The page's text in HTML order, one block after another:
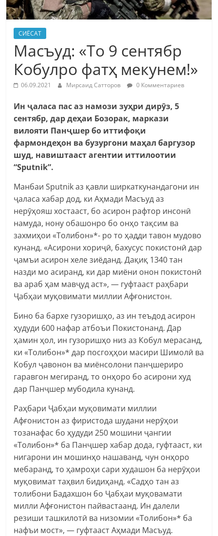
СИЁСАТ
Масъуд: «То 9 сентябр
Кобулро фатҳ мекунем!»
06.09.2021 Мирсаид Сатторов 0 Комментариев
Ин ҷаласа пас аз намози зуҳри дирӯз, 5
сентябр, дар деҳаи Бозорак, маркази
вилояти Панҷшер бо иттифоқи
фармондеҳон ва бузургони маҳал баргузор
шуд, навиштааст агентии иттилоотии
“Sputnik”.
Манбаи Sputnik аз қавли ширкаткунандагони ин
ҷаласа хабар дод, ки Аҳмади Масъуд аз
нерӯҳояш хостааст, бо асирон рафтор инсонӣ
намуда, нону обашонро бо онҳо тақсим ва
захмиҳои «Толибон»*- ро то ҳадди тавон мудово
кунанд. «Асирони хориҷӣ, бахусус покистонӣ дар
ҷамъи асирон хеле зиёданд. Дақиқ 1340 тан
назди мо асиранд, ки дар миёни онон покистонӣ
ва араб ҳам мавҷуд аст», — гуфтааст раҳбари
Ҷабҳаи муқовимати миллии Афғонистон.
Бино ба бархе гузоришҳо, аз ин теъдод асирон
ҳудуди 600 нафар атбоъи Покистонанд. Дар
ҳамин ҳол, ин гузоришҳо низ аз Кобул мерасанд,
ки «Толибон»* дар посгоҳҳои масири Шимолӣ ва
Кобул ҷавонон ва миёнсолони панҷшериро
гаравгон мегиранд, то онҳоро бо асирони худ
дар Панҷшер мубодила кунанд.
Раҳбари Ҷабҳаи муқовимати миллии
Афғонистон аз фиристода шудани нерӯҳои
тозанафас бо ҳудуди 250 мошини ҷангии
«Толибон»* ба Панҷшер хабар дода, гуфтааст, ки
нигарони ин мошинҳо нашаванд, чун онҳоро
мебаранд, то ҳамроҳи сари худашон ба нерӯҳои
муқовимат таҳвил бидиҳанд. «Садҳо тан аз
толибони Бадахшон бо Ҷабҳаи муқовамати
милли Афғонистон пайвастаанд. Ин далели
резиши ташкилотӣ ва низомии «Толибон»* ба
нафъи мост», — гуфтааст Аҳмади Масъуд.